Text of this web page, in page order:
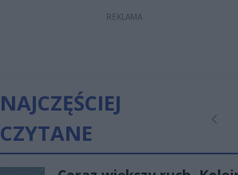
REKLAMA
NAJCZĘŚCIEJ
CZYTANE